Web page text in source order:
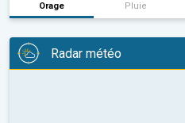
Orage Pluie
Radar météo